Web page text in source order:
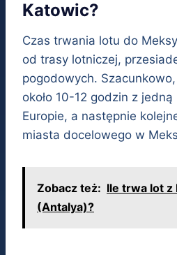
Katowic?
Czas trwania lotu do
od trasy lotniczej,
pogodowych.
około 10-12 godzin z
Europie, a następnie
miasta docelowego w
Zobacz też: Ile trwa lot z
(Antalya)?